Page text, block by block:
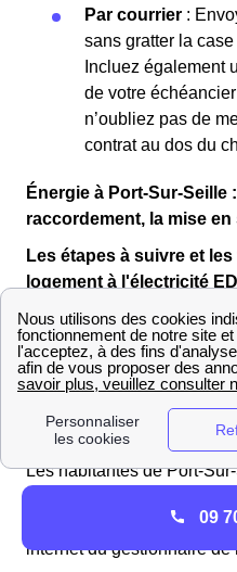
Par courrier :
sans gratter la
Incluez également
de votre
n’oubliez pas de
contrat au dos du
Énergie à Port-Sur-Seille
raccordement, la mise
Les étapes à suivre et
logement à l'électricité
Vous vous apprêtez à
neuf à Port-Sur-Seille ?
demande de raccordement
Moselle.
Les habitantes de Port-
doivent déposer un
internet du gestionnaire de
09